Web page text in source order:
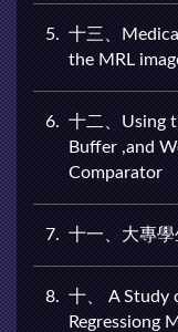
5
十三、
the MRL
6
十二、Using
Buffer ,and
Comparator
7 十一、大專
8
十、 A Study
Regressiong